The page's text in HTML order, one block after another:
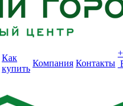
Как
купить
Компания Контакты
+